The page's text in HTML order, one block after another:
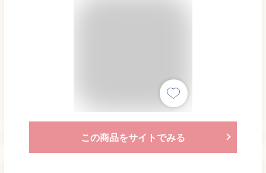
この商品をサイトでみる